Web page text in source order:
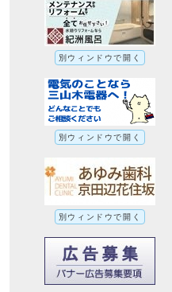
別ウィンドウで開く
別ウィンドウで開く
別ウィンドウで開く